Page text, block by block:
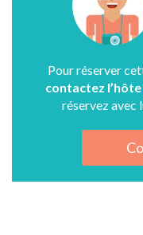
Pour réserver
contactez
réservez avec